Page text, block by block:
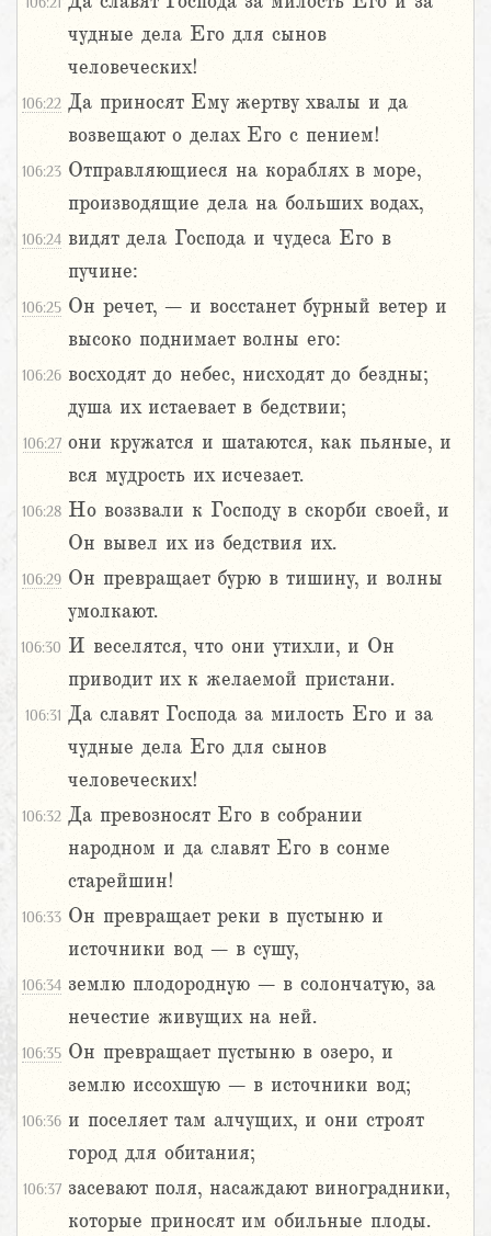
чудные дела Его для сынов
человеческих!
106:22 Да приносят Ему жертву хвалы и да
возвещают о делах Его с пением!
106:23 Отправляющиеся на кораблях в море,
производящие дела на больших водах,
106:24 видят дела Господа и чудеса Его в
пучине:
106:25 Он речет, – и восстанет бурный ветер и
высоко поднимает волны его:
106:26 восходят до небес, нисходят до бездны;
душа их истаевает в бедствии;
106:27 они кружатся и шатаются, как пьяные, и
вся мудрость их исчезает.
106:28 Но воззвали к Господу в скорби своей, и
Он вывел их из бедствия их.
106:29 Он превращает бурю в тишину, и волны
умолкают.
106:30 И веселятся, что они утихли, и Он
приводит их к желаемой пристани.
106:31 Да славят Господа за милость Его и за
чудные дела Его для сынов
человеческих!
106:32 Да превозносят Его в собрании
народном и да славят Его в сонме
старейшин!
106:33 Он превращает реки в пустыню и
источники вод – в сушу,
106:34 землю плодородную – в солончатую, за
нечестие живущих на ней.
106:35 Он превращает пустыню в озеро, и
землю иссохшую – в источники вод;
106:36 и поселяет там алчущих, и они строят
город для обитания;
106:37 засевают поля, насаждают виноградники,
которые приносят им обильные плоды.